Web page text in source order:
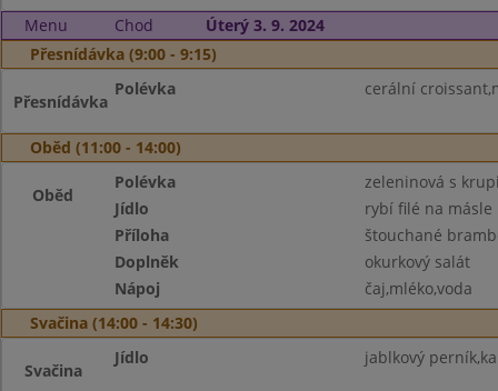
Menu Chod
Úterý 3. 9. 2024
Přesnídávka (9:00 - 9:15)
Přesnídávka
Polévka cerální
Oběd (11:00 - 14:00)
Oběd
Polévka
zeleninová s
Jídlo
rybí filé na másle
Příloha
štouchané
Doplněk
okurkový salát
Nápoj
čaj,mléko,voda
Svačina (14:00 - 14:30)
Svačina
Jídlo jablkový